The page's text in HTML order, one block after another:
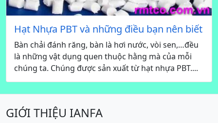
Hạt Nhựa PBT và những điều bạn nên biết
Bàn chải đánh răng, bàn là hơi nước, vòi sen,…đều
là những vật dụng quen thuộc hằng mà của mỗi
chúng ta. Chúng được sản xuất từ hạt nhựa PBT....
GIỚI THIỆU IANFA